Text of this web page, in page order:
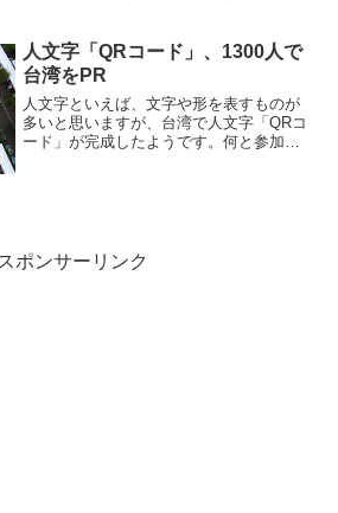
も、毎日のようにゆうパックを利用して
いるので、毎日集荷依頼の電...
人文字「QRコード」、1300人で
台湾をPR
人文字といえば、文字や形を表すものが
多いと思いますが、台湾で人文字「QRコ
ード」が完成したようです。何と参加人
スポンサーリンク